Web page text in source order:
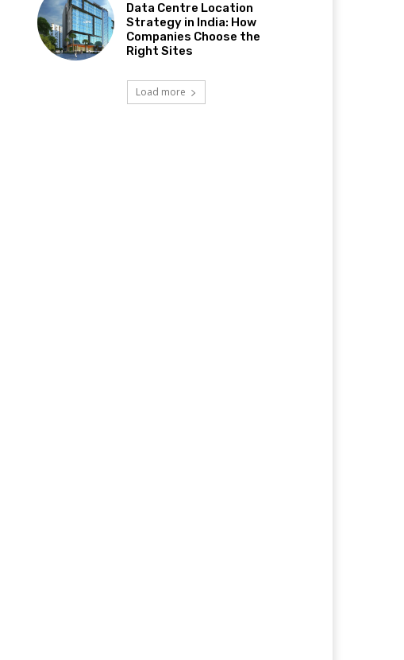
Data Centre Location
Strategy in India: How
Companies Choose the
Right Sites
Load more